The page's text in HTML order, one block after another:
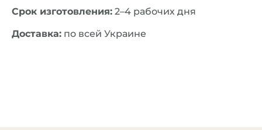
Срок изготовления: 2–4 рабочих дня
Доставка: по всей Украине